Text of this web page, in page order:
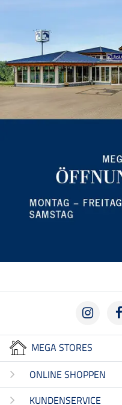
MEGA STORES
ONLINE SHOPPEN
KUNDENSERVICE